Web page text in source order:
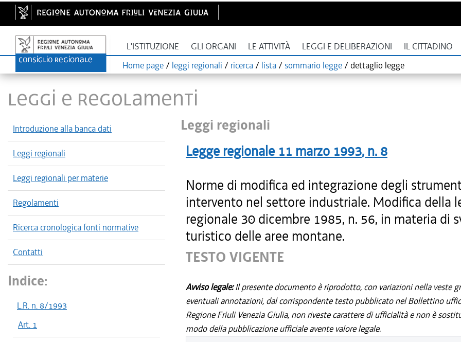
L'ISTITUZIONE GLI ORGANI LE ATTIVITÀ LEGGI E DELIBERAZIONI IL CITTADINO
Home page / leggi regionali / ricerca / lista / sommario legge / dettaglio legge
LEGGI E REGOLAMENTI
Introduzione alla banca dati
Leggi regionali
Leggi regionali per materie
Regolamenti
Ricerca cronologica fonti normative
Contatti
Indice:
L.R. n. 8/1993
Art. 1
Leggi regionali
Legge regionale 11 marzo 1993, n. 8
Norme di modifica ed integrazione degli
intervento nel settore industriale. Modifica della
regionale 30 dicembre 1985, n. 56, in materia di
turistico delle aree montane.
TESTO VIGENTE
Avviso legale:Il presente documento è riprodotto, con variazioni nella veste
eventuali annotazioni, dal corrispondente testo pubblicato nel Bollettino
Regione Friuli Venezia Giulia, non riveste carattere di ufficialità e non è
modo della pubblicazione ufficiale avente valore legale.